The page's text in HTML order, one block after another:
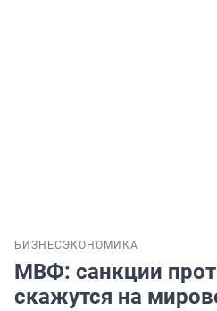
БИЗНЕС ЭКОНОМИКА
МВФ: санкции
скажутся на